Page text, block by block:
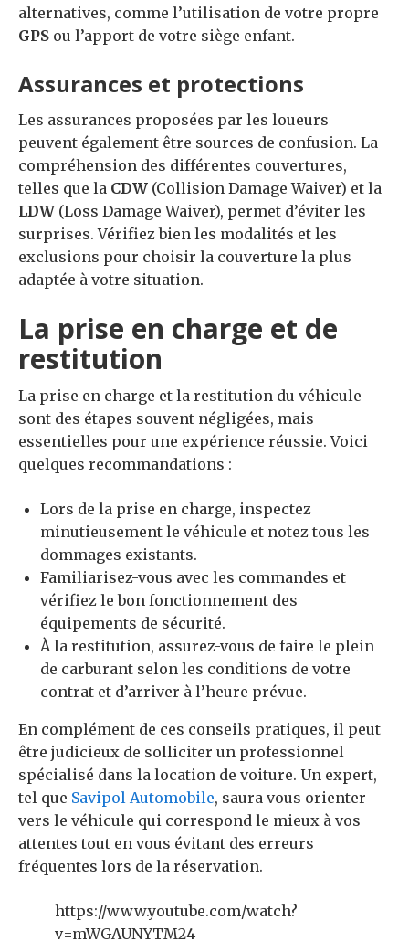
alternatives, comme l’utilisation de votre propre
GPS ou l’apport de votre siège enfant.
Assurances et protections
Les assurances proposées par les loueurs
peuvent également être sources de confusion. La
compréhension des différentes couvertures,
telles que la CDW (Collision Damage Waiver) et la
LDW (Loss Damage Waiver), permet d’éviter les
surprises. Vérifiez bien les modalités et les
exclusions pour choisir la couverture la plus
adaptée à votre situation.
La prise en charge et de
restitution
La prise en charge et la restitution du véhicule
sont des étapes souvent négligées, mais
essentielles pour une expérience réussie. Voici
quelques recommandations :
Lors de la prise en charge, inspectez
minutieusement le véhicule et notez tous les
dommages existants.
Familiarisez-vous avec les commandes et
vérifiez le bon fonctionnement des
équipements de sécurité.
À la restitution, assurez-vous de faire le plein
de carburant selon les conditions de votre
contrat et d’arriver à l’heure prévue.
En complément de ces conseils pratiques, il peut
être judicieux de solliciter un professionnel
spécialisé dans la location de voiture. Un expert,
tel que Savipol Automobile, saura vous orienter
vers le véhicule qui correspond le mieux à vos
attentes tout en vous évitant des erreurs
fréquentes lors de la réservation.
https://www.youtube.com/watch?
v=mWGAUNYTM24